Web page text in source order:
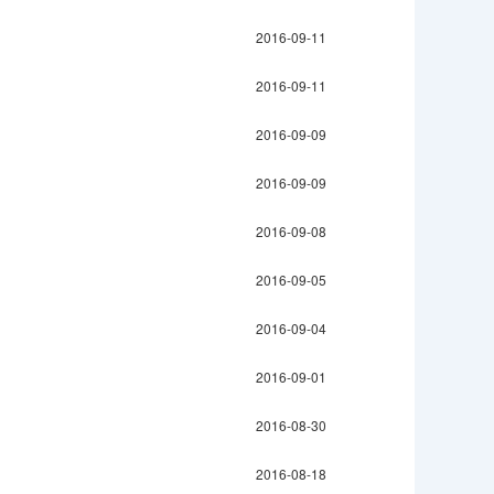
2016-09-11
2016-09-11
2016-09-09
2016-09-09
2016-09-08
2016-09-05
2016-09-04
2016-09-01
2016-08-30
2016-08-18